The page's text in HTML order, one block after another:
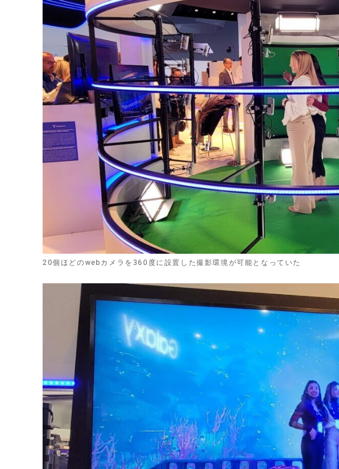
20個ほどのwebカメラを360度に設置した撮影環境が可能となっていた